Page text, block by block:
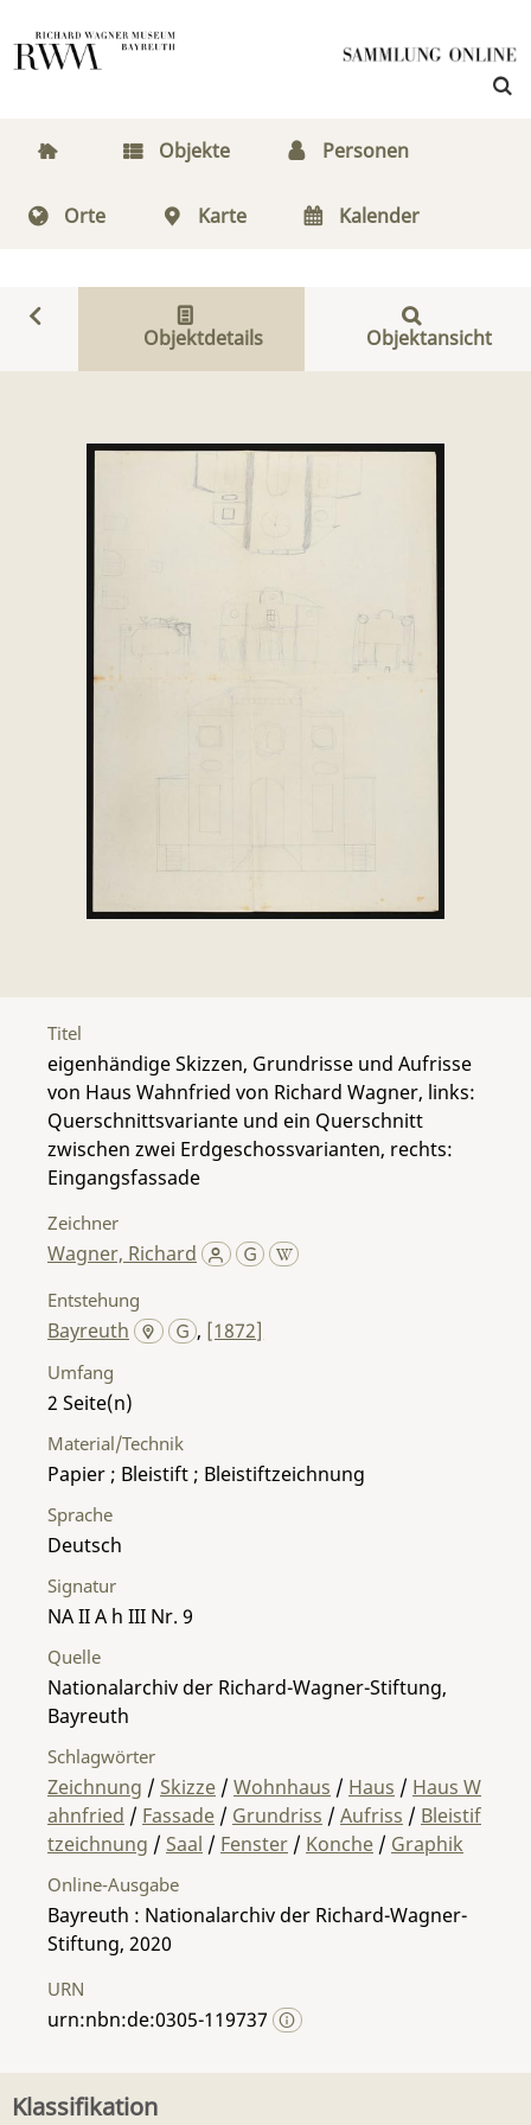
Objekte Personen
Orte Karte Kalender
Objektdetails Objektansicht
Titel
eigenhändige Skizzen, Grundrisse und Aufrisse
von Haus Wahnfried von Richard Wagner, links:
Querschnittsvariante und ein Querschnitt
zwischen zwei Erdgeschossvarianten, rechts:
Eingangsfassade
Zeichner
Wagner, Richard
Entstehung
Bayreuth , [1872]
Umfang
2
Material/Technik
Papier ; Bleistift ; Bleistiftzeichnung
Sprache
Deutsch
Signatur
NA II A h III Nr. 9
Quelle
Nationalarchiv der Richard-Wagner-Stiftung,
Bayreuth
Schlagwörter
Zeichnung / Skizze / Wohnhaus / Haus / Haus W
ahnfried / Fassade / Grundriss / Aufriss / Bleistif
tzeichnung / Saal / Fenster / Konche / Graphik
Online-Ausgabe
Bayreuth : Nationalarchiv der Richard-Wagner-
Stiftung, 2020
URN
urn:nbn:de:0305-119737
Klassifikation